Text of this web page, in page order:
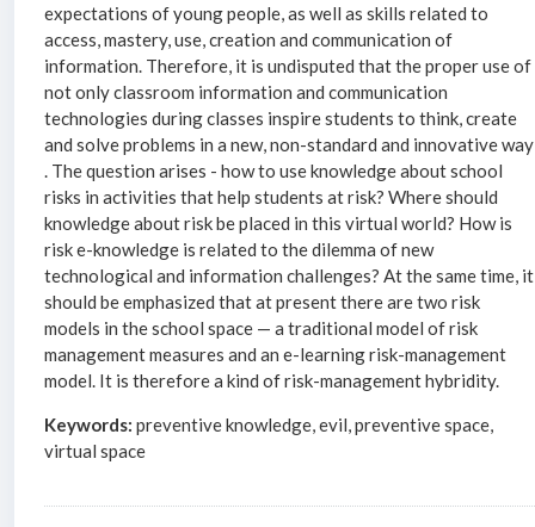
expectations of young people, as well as skills related to
access, mastery, use, creation and communication of
information. Therefore, it is undisputed that the proper use of
not only classroom information and communication
technologies during classes inspire students to think, create
and solve problems in a new, non-standard and innovative way
. The question arises - how to use knowledge about school
risks in activities that help students at risk? Where should
knowledge about risk be placed in this virtual world? How is
risk e-knowledge is related to the dilemma of new
technological and information challenges? At the same time, it
should be emphasized that at present there are two risk
models in the school space — a traditional model of risk
management measures and an e-learning risk-management
model. It is therefore a kind of risk-management hybridity.
Keywords:preventive knowledge, evil, preventive space,
virtual space